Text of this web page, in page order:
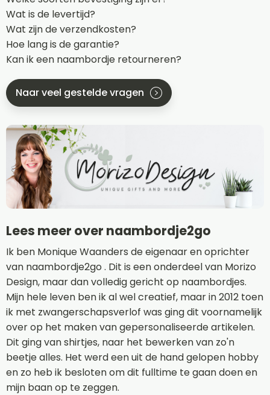
Wat is de levertijd?
Wat zijn de verzendkosten?
Hoe lang is de garantie?
Kan ik een naambordje retourneren?
Naar veel gestelde vragen
Lees meer over naambordje2go
Ik ben Monique Waanders de eigenaar en oprichter
van naambordje2go . Dit is een onderdeel van Morizo
Design, maar dan volledig gericht op naambordjes.
Mijn hele leven ben ik al wel creatief, maar in 2012 toen
ik met zwangerschapsverlof was ging dit voornamelijk
over op het maken van gepersonaliseerde artikelen.
Dit ging van shirtjes, naar het bewerken van zo'n
beetje alles. Het werd een uit de hand gelopen hobby
en zo heb ik besloten om dit fulltime te gaan doen en
mijn baan op te zeggen.